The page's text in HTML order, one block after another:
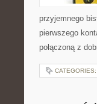
przyjemnego
pierwszego
połączoną z
CATEGORIES: